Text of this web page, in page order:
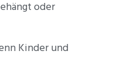
oder
Kinder und